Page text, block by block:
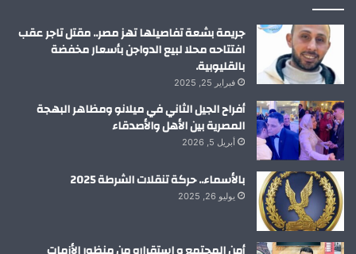
جريمة بشعة تفاصيلها تهز مصر.. مقتل تاجر عقب
افتتاحه محلا لبيع الدواجن بأسعار مخفضة
بالقليوبية.
فبراير 25, 2025
أفراح الجيل الثاني في ميلانو ومظاهر البهجة
المصرية بين الأهل والأصدقاء
أبريل 5, 2026
بالأسماء.. حركة تنقلات الشرطة 2025
يوليو 26, 2025